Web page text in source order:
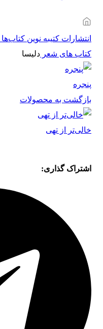
انتشارات کتیبه نوین کتاب‌ها
کتاب های شعر دلیسا
پنجره
بازگشت به محصولات
خالی‌تر از تهی
اشتراک گذاری: